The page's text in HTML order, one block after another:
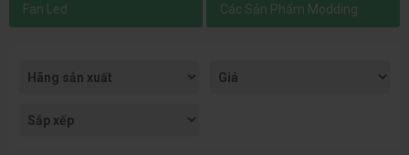
Fan Led Các Sản Phẩm Modding